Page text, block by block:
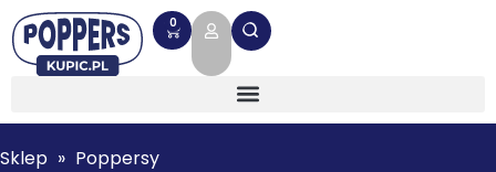
0
Sklep » Poppersy